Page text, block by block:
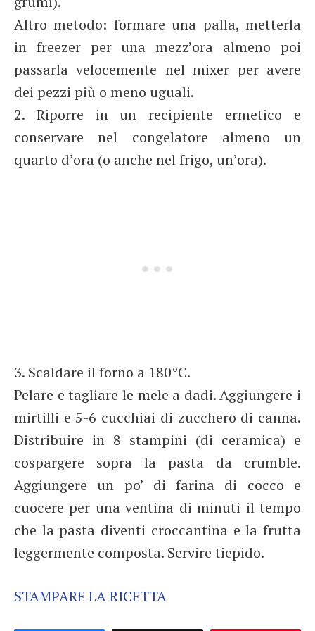
Altro metodo: formare una palla, metterla
in freezer per una mezz’ora almeno poi
passarla velocemente nel mixer per avere
dei pezzi più o meno uguali.
2. Riporre in un recipiente ermetico e
conservare nel congelatore almeno un
quarto d’ora (o anche nel frigo, un’ora).
3. Scaldare il forno a 180°C.
Pelare e tagliare le mele a dadi. Aggiungere i
mirtilli e 5-6 cucchiai di zucchero di canna.
Distribuire in 8 stampini (di ceramica) e
cospargere sopra la pasta da crumble.
Aggiungere un po’ di farina di cocco e
cuocere per una ventina di minuti il tempo
che la pasta diventi croccantina e la frutta
leggermente composta. Servire tiepido.
STAMPARE LA RICETTA